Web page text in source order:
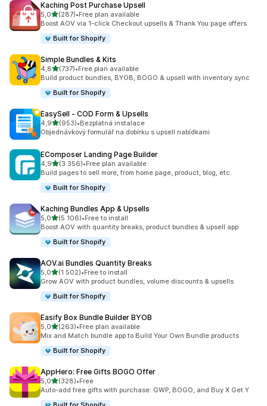
Kaching Post Purchase Upsell
5,0z 5 hvězd
(287)
Celkový počet recenzí: 287
•Free plan available
Boost AOV via 1-click Checkout upsells & Thank You page offers
Built for Shopify
Simple Bundles & Kits
4,8z 5 hvězd
(737)
Celkový počet recenzí: 737
•Free plan available
Build product bundles, BYOB, BOGO & upsell with inventory sync
Built for Shopify
EasySell ‑ COD Form & Upsells
4,9z 5 hvězd
(953)
Celkový počet recenzí: 953
•Bezplatná instalace
Objednávkový formulář na dobírku s upsell nabídkami
EComposer Landing Page Builder
4,9z 5 hvězd
(3 356)
Celkový počet recenzí: 3356
•Free plan available
Build pages to sell more, from home page, product, blog, etc.
Built for Shopify
Kaching Bundles App & Upsells
5,0z 5 hvězd
(5 106)
Celkový počet recenzí: 5106
•Free to install
Boost AOV with quantity breaks, product bundles & upsell app
Built for Shopify
AOV.ai Bundles Quantity Breaks
5,0z 5 hvězd
(1 502)
Celkový počet recenzí: 1502
•Free to install
Grow AOV with product bundles, volume discounts & upsells
Built for Shopify
Easify Box Bundle Builder BYOB
5,0z 5 hvězd
(263)
Celkový počet recenzí: 263
•Free plan available
Mix and Match bundle app to Build Your Own Bundle products
Built for Shopify
AppHero: Free Gifts BOGO Offer
5,0z 5 hvězd
(328)
Celkový počet recenzí: 328
•Free
Auto-add free gifts with purchase: GWP, BOGO, and Buy X Get Y